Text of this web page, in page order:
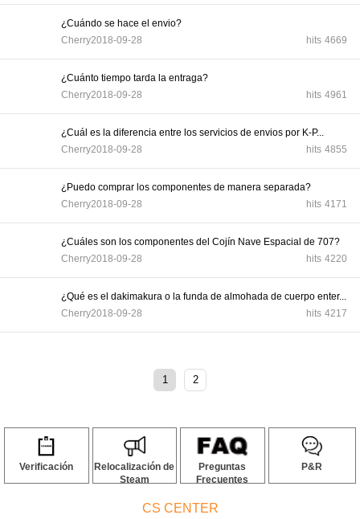
¿Cuándo se hace el envio?
Cherry2018-09-28 hits 4669
¿Cuánto tiempo tarda la entraga?
Cherry2018-09-28 hits 4961
¿Cuál es la diferencia entre los servicios de envios por K-P...
Cherry2018-09-28 hits 4855
¿Puedo comprar los componentes de manera separada?
Cherry2018-09-28 hits 4171
¿Cuáles son los componentes del Cojín Nave Espacial de 707?
Cherry2018-09-28 hits 4220
¿Qué es el dakimakura o la funda de almohada de cuerpo enter...
Cherry2018-09-28 hits 4217
1 2
Verificación
Relocalización de
Steam
Preguntas
Frecuentes
P&R
CS CENTER